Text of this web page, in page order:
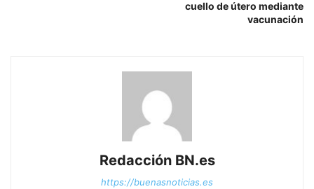
cuello de útero mediante
vacunación
Redacción BN.es
https://buenasnoticias.es